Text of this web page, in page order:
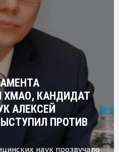
ХМАО, КАНДИДАТ
АЛЕКСЕЙ
ПРОТИВ
наук прозвучало